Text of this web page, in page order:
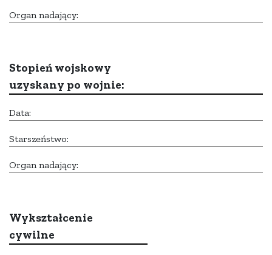
Organ nadający:
Stopień wojskowy
uzyskany po wojnie:
Data:
Starszeństwo:
Organ nadający:
Wykształcenie
cywilne